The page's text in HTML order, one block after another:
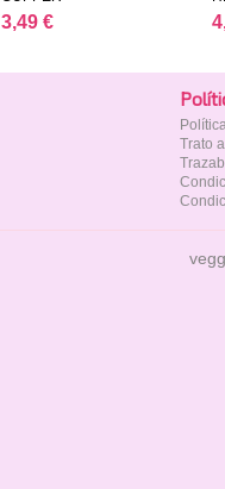
3,49 €
Trato